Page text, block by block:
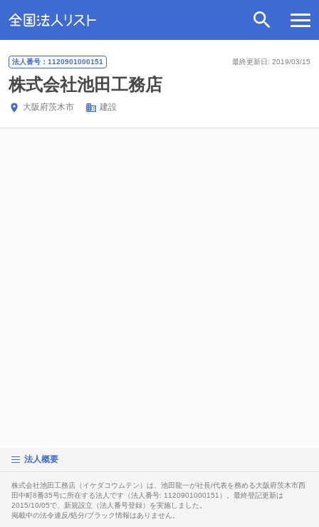
最終更新日: 2019/03/15
法人番号：1120901000151
株式会社池田工務店
大阪府茨木市 建設
法人概要
株式会社池田工務店（イケダコウムテン）は、池田龍一が社長/代表を務める大阪府茨木市西
田中町8番35号に所在する法人です（法人番号: 1120901000151）。最終登記更新は
2015/10/05で、新規設立（法人番号登録）を実施しました。
掲載中の法令違反/処分/ブラック情報はありません。